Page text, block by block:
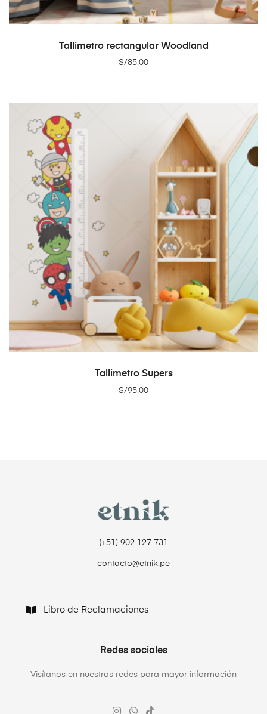
ADD TO CART
Tallimetro rectangular Woodland
S/85.00
ADD TO CART
Tallimetro Supers
S/95.00
(+51) 902 127 731‬
contacto@etnik.pe
Libro de Reclamaciones
Redes sociales
Visítanos en nuestras redes para mayor información